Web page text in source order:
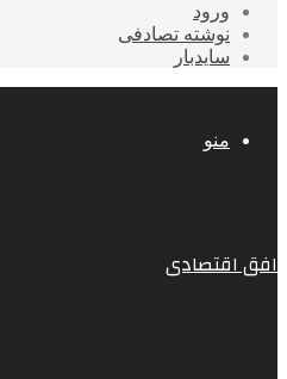
ورود
نوشته تصادفی
سایدبار
منو
افق اقتصادی